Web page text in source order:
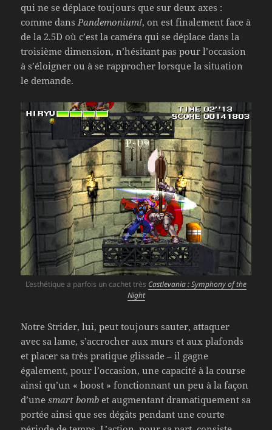
qui ne se déplace toujours que sur deux axes :
comme dans Pandemonium!, on est finalement face à
de la 2.5D où c’est la caméra qui se déplace dans la
troisième dimension, n’hésitant pas pour l’occasion
à s’éloigner ou à se rapprocher lorsque la situation
le demande.
L’esthétique a parfois un cachet très Castlevania : Symphony of the
Night
Notre Strider, lui, peut toujours sauter, attaquer
avec sa lame, s’accrocher aux murs et aux plafonds
et placer sa très pratique glissade – il gagne
également, pour l’occasion, une capacité à la course
ainsi qu’un « boost » fonctionnant un peu à la façon
d’unesmart bomb et augmentant dramatiquement sa
portée ainsi que ses dégâts pendant une courte